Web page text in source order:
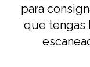
para
que tengas